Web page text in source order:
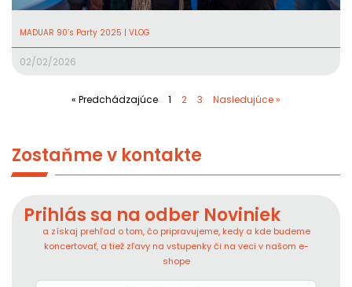
MADUAR 90’s Party 2025 | VLOG
02/02/2026
« Predchádzajúce 1 2 3 Nasledujúce »
Zostaňme v kontakte
Prihlás sa na odber Noviniek
a získaj prehľad o tom, čo pripravujeme, kedy a kde budeme
koncertovať, a tiež zľavy na vstupenky či na veci v našom e-
shope